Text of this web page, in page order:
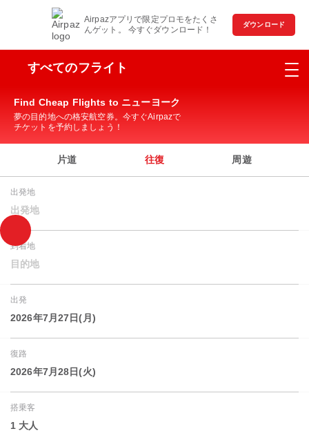
Airpazアプリで限定プロモをたくさ
んゲット。 今すぐダウンロード！
ダウンロード
すべてのフライト
Find Cheap Flights to ニューヨーク
夢の目的地への格安航空券。今すぐAirpazで
チケットを予約しましょう！
片道 往復 周遊
出発地
出発地
到着地
目的地
出発
2026年7月27日(月)
復路
2026年7月28日(火)
搭乗客
1 大人